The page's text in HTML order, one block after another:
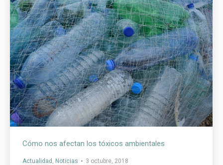
Cómo nos afectan los tóxicos ambientales
Actualidad Noticias 3 octubre, 2018